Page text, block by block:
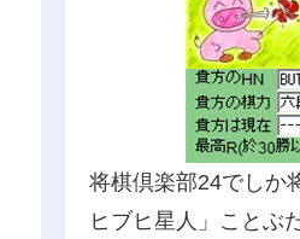
将棋倶楽部24でしか
ヒブヒ星人」ことぶ